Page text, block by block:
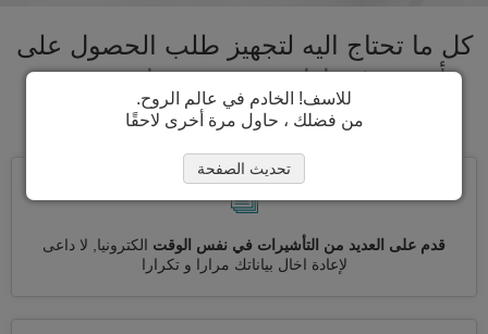
كل ما تحتاج اليه لتجهيز طلب الحصول على
تأشيرة غرينادا تحت سقف واحد. تسريع
عملية الحصول على تأشيرة غرينادا
قدم على العديد من التأشيرات في نفس الوقت الكترونيا, لا داعى
لإعادة اخال بياناتك مرارا و تكرارا
للاسف! الخادم في عالم الروح.
من فضلك ، حاول مرة أخرى لاحقًا
تحديث الصفحة